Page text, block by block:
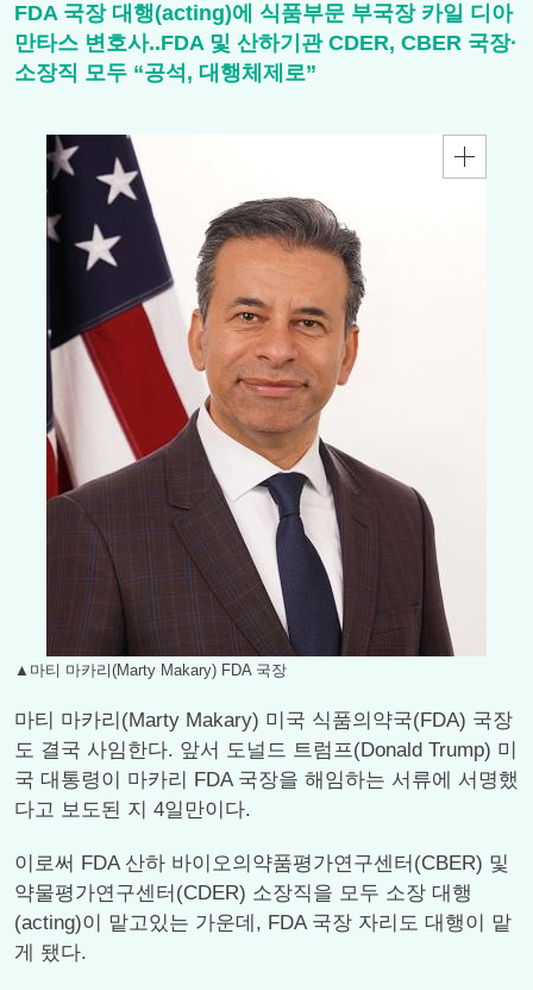
FDA 국장 대행(acting)에 식품부문 부국장 카일 디아
만타스 변호사..FDA 및 산하기관 CDER, CBER 국장·
소장직 모두 “공석, 대행체제로”
▲마티 마카리(Marty Makary) FDA 국장
마티 마카리(Marty Makary) 미국 식품의약국(FDA) 국장
도 결국 사임한다. 앞서 도널드 트럼프(Donald Trump) 미
국 대통령이 마카리 FDA 국장을 해임하는 서류에 서명했
다고 보도된 지 4일만이다.
이로써 FDA 산하 바이오의약품평가연구센터(CBER) 및
약물평가연구센터(CDER) 소장직을 모두 소장 대행
(acting)이 맡고있는 가운데, FDA 국장 자리도 대행이 맡
게 됐다.